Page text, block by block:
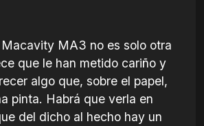
Macavity MA3 no es solo otra
que le han metido cariño y
algo que, sobre el papel,
pinta. Habrá que verla en
del dicho al hecho hay un